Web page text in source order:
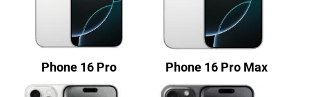
Phone 16 Pro Phone 16 Pro Max